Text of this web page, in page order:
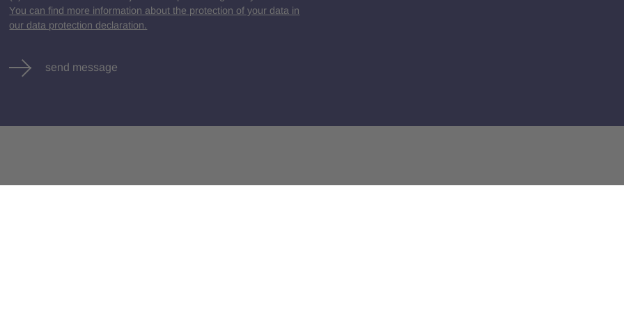
You can find more information about the protection of your data in
our data protection declaration.
send message